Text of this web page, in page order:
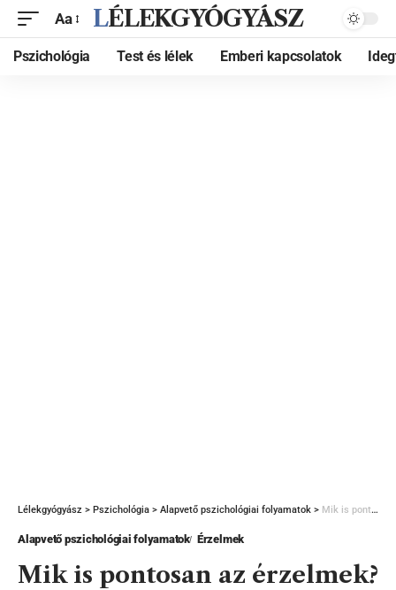
Aa LÉLEKGYÓGYÁSZ
Pszichológia Test és lélek Emberi kapcsolatok
Lélekgyógyász > Pszichológia > Alapvető pszichológiai folyamatok > Mik is pontosan az érzelmek?
Alapvető pszichológiai folyamatok Érzelmek
Mik is pontosan az érzelmek?